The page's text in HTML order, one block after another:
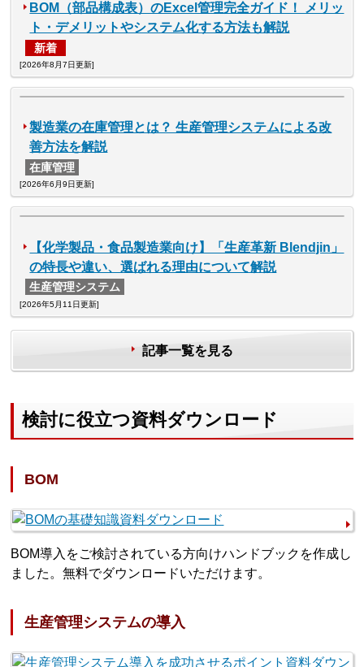
BOM（部品構成表）のExcel管理完全ガイド！ メリッ
ト・デメリットやシステム化する方法も解説
新着
[2026年8月7日更新]
製造業の在庫管理とは？ 生産管理システムによる改
善方法を解説
在庫管理
[2026年6月9日更新]
【化学製品・食品製造業向け】「生産革新 Blendjin」
の特長や違い、選ばれる理由について解説
生産管理システム
[2026年5月11日更新]
記事一覧を見る
検討に役立つ資料ダウンロード
BOM
BOM導入をご検討されている方向けハンドブックを作成し
ました。無料でダウンロードいただけます。
生産管理システムの導入